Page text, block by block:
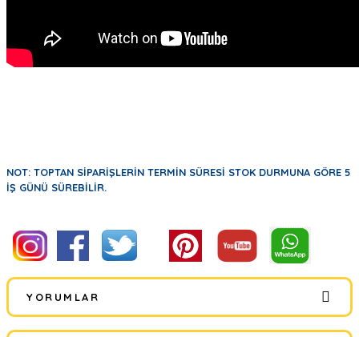
NOT: TOPTAN SİPARİŞLERİN TERMİN SÜRESİ STOK DURMUNA GÖRE 5
İŞ GÜNÜ SÜREBİLİR.
YORUMLAR